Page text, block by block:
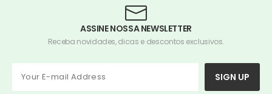
ASSINE NOSSA NEWSLETTER
Receba novidades, dicas e descontos exclusivos.
SIGN UP